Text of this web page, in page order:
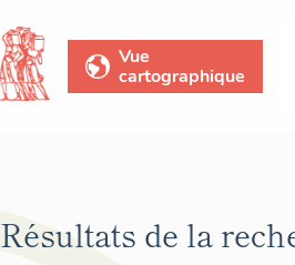
Vue
cartographique
Résultats de la